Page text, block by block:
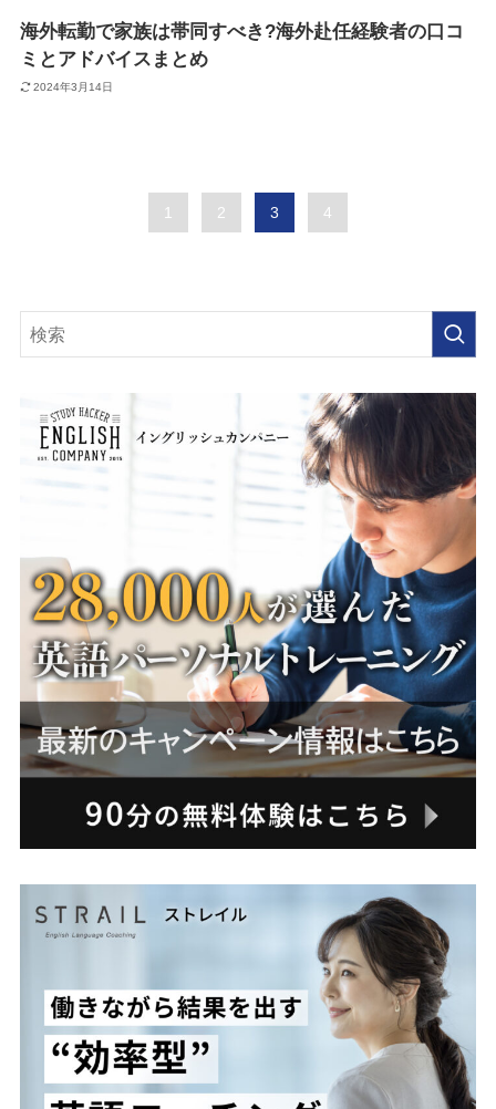
海外転勤で家族は帯同すべき?海外赴任経験者の口コ
ミとアドバイスまとめ
2024年3月14日
1 2 3 4